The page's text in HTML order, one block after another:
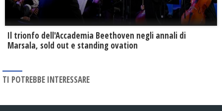
Il trionfo dell'Accademia Beethoven negli annali di
Marsala, sold out e standing ovation
TI POTREBBE INTERESSARE